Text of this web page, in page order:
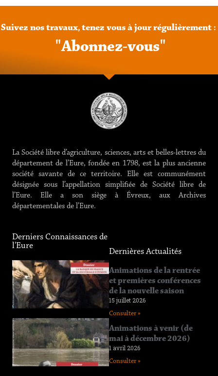
Suivez nos travaux, tenez vous à jour régulièrement :
"Abonnez-vous"
La Société libre d’agriculture, sciences, arts et belles-lettres du
département de l’Eure, fondée en 1798, est la plus ancienne
société savante de ce territoire. Elle est communément
désignée sous l’appellation simplifiée de Société libre de
l’Eure. Elle a son siège à Évreux, aux Archives
départementales de l’Eure.
Derniers Connaissances de
l'Eure
Connaissance
de l’Eure
n°219
12 juin 2026
Connaissance
de l’Eure
n°218
11 avril 2026
Dernières Actualités
Animations de la rentrée
et premières conférences
de la nouvelle saison
15 juillet 2026
Consulter »
Animations à venir (de
mai à décembre 2026)
1 avril 2026
Consulter »